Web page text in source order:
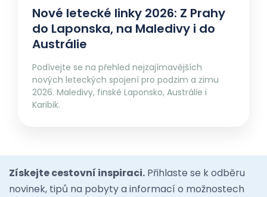
Nové letecké linky 2026: Z Prahy
do Laponska, na Maledivy i do
Austrálie
Podívejte se na přehled nejzajímavějších
nových leteckých spojení pro podzim a zimu
2026. Maledivy, finské Laponsko, Austrálie i
Karibik.
Získejte cestovní inspiraci. Přihlaste se k odběru
novinek, tipů na pobyty a informací o možnostech